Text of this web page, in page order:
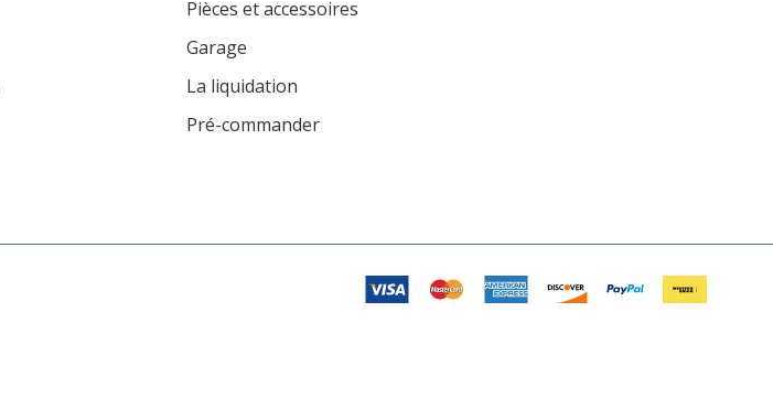
Pièces et accessoires
Garage
La liquidation
Pré-commander